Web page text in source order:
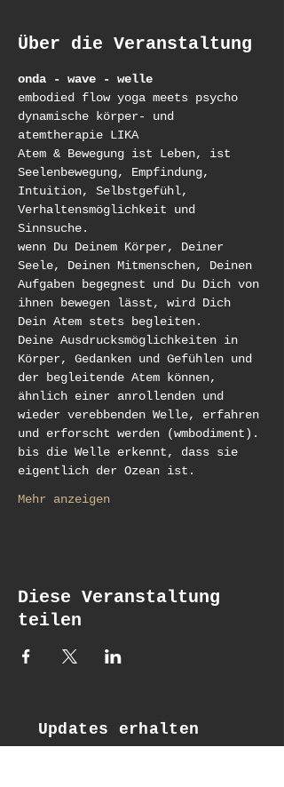
Über die Veranstaltung
onda - wave - welle
embodied flow yoga meets psycho
dynamische körper- und
atemtherapie LIKA
Atem & Bewegung ist Leben, ist
Seelenbewegung, Empfindung,
Intuition, Selbstgefühl,
Verhaltensmöglichkeit und
Sinnsuche.
wenn Du Deinem Körper, Deiner
Seele, Deinen Mitmenschen, Deinen
Aufgaben begegnest und Du Dich von
ihnen bewegen lässt, wird Dich
Dein Atem stets begleiten.
Deine Ausdrucksmöglichkeiten in
Körper, Gedanken und Gefühlen und
der begleitende Atem können,
ähnlich einer anrollenden und
wieder verebbenden Welle, erfahren
und erforscht werden (wmbodiment).
bis die Welle erkennt, dass sie
eigentlich der Ozean ist.
Mehr anzeigen
Diese Veranstaltung
teilen
Updates erhalten